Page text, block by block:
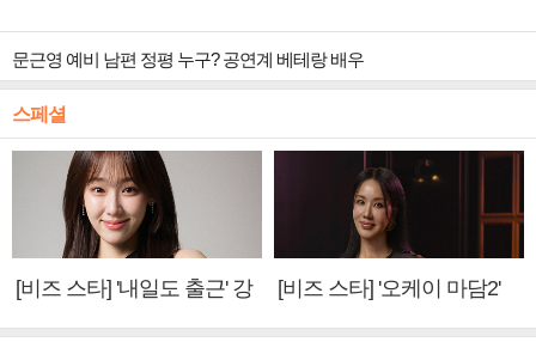
문근영 예비 남편 정평 누구? 공연계 베테랑 배우
스페셜
[비즈 스타] '내일도 출근' 강
[비즈 스타] '오케이 마담2'